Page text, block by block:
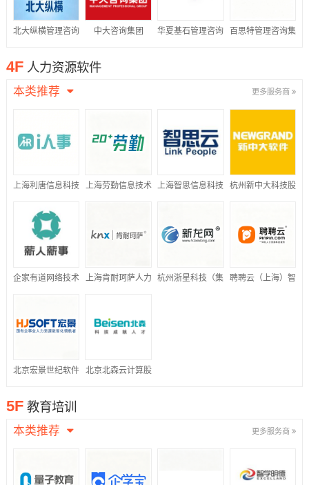
北大纵横管理咨询 中大咨询集团 华夏基石管理咨询 百思特管理咨询集
4F 人力资源软件
本类推荐 更多服务商
上海利唐信息科技 上海劳勤信息技术 上海智思信息科技 杭州新中大科技股
企家有道网络技术 上海肯耐珂萨人力
公司
杭州浙星科技（集 聘聘云（上海）智
北京宏景世纪软件 北京北森云计算股
5F 教育培训
本类推荐 更多服务商